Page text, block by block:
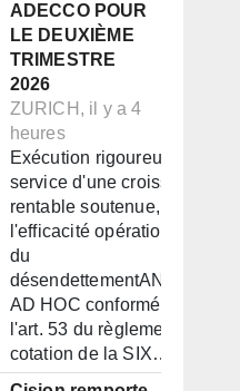
ADECCO POUR
LE DEUXIÈME
TRIMESTRE
2026
ZURICH, il y a 4
heures
Exécution rigoureuse au
service d'une croissance
rentable soutenue, de
l'efficacité opérationnelle et
du
désendettementANNONCE
AD HOC conformément à
l'art. 53 du règlement de
cotation de la SIX…